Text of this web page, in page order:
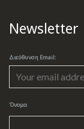
Newsletter
Διεύθυνση Email:
Όνομα